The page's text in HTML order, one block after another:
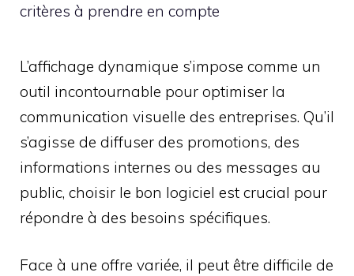
critères à prendre en compte
L’affichage dynamique s’impose comme un
outil incontournable pour optimiser la
communication visuelle des entreprises. Qu’il
s’agisse de diffuser des promotions, des
informations internes ou des messages au
public, choisir le bon logiciel est crucial pour
répondre à des besoins spécifiques.
Face à une offre variée, il peut être difficile de